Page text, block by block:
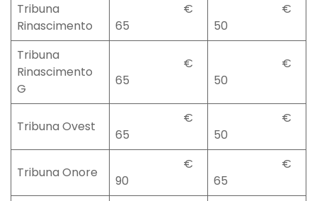
Tribuna
Rinascimento
€
65
€
50
Tribuna
Rinascimento
G
€
65
€
50
Tribuna Ovest
€
65
€
50
Tribuna Onore
€
90
€
65